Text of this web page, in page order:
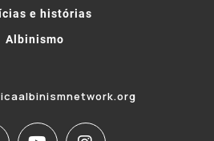
e histórias
Albinismo